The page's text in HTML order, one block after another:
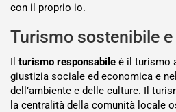
con il proprio io.
Turismo sostenibile
Il turismo responsabile è il turismo
giustizia sociale ed economica e
dell’ambiente e delle culture. Il
la centralità della comunità locale